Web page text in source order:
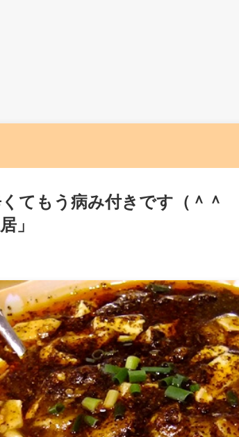
くてもう病み付きです（＾
」